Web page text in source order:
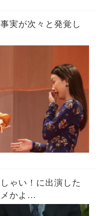
実が次々と発覚し
ゃい！に出演した
かよ…